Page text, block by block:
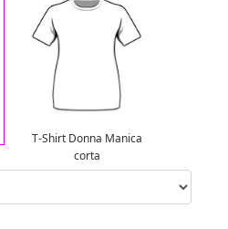
T-Shirt Donna Manica
corta